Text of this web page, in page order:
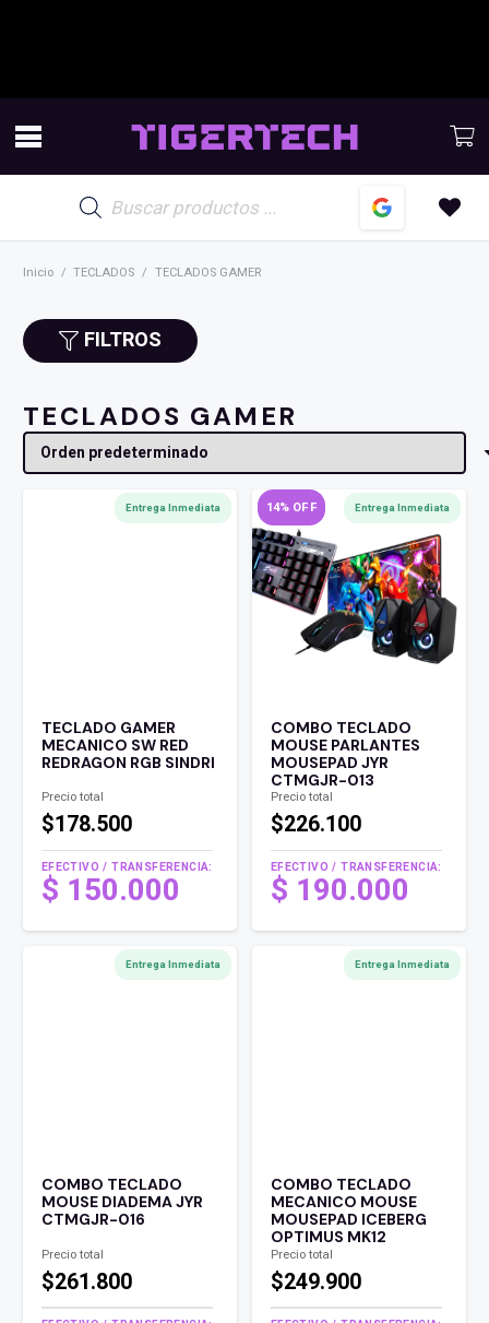
de
productos
Inicio / TECLADOS / TECLADOS GAMER
FILTROS
TECLADOS GAMER
Entrega Inmediata
TECLADO GAMER
MECANICO SW RED
REDRAGON RGB SINDRI
Precio total
$178.500
EFECTIVO / TRANSFERENCIA:
$ 150.000
14% OFF Entrega Inmediata
COMBO TECLADO
MOUSE PARLANTES
MOUSEPAD JYR
CTMGJR-013
Precio total
$226.100
EFECTIVO / TRANSFERENCIA:
El
precio
original
$ 190.000
El
precio
actual
Entrega Inmediata
COMBO TECLADO
MOUSE DIADEMA JYR
CTMGJR-016
Precio total
$261.800
Entrega Inmediata
COMBO TECLADO
MECANICO MOUSE
MOUSEPAD ICEBERG
OPTIMUS MK12
Precio total
$249.900